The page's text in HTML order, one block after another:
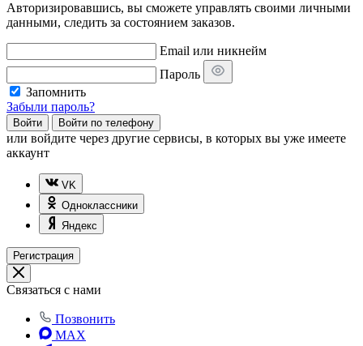
Авторизировавшись, вы сможете управлять своими личными
данными, следить за состоянием заказов.
Email или никнейм
Пароль
Запомнить
Забыли пароль?
Войти Войти по телефону
или войдите через другие сервисы, в которых вы уже имеете
аккаунт
VK
Одноклассники
Яндекс
Регистрация
Связаться с нами
Позвонить
MAX